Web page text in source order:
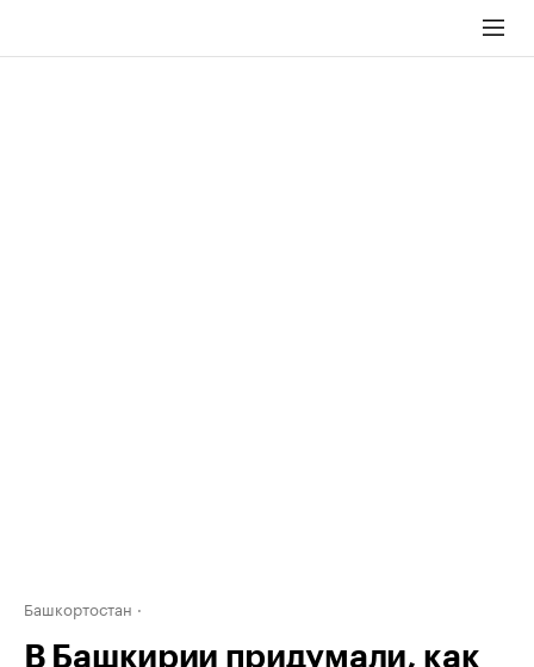
Башкортостан
В Башкирии придумали, как